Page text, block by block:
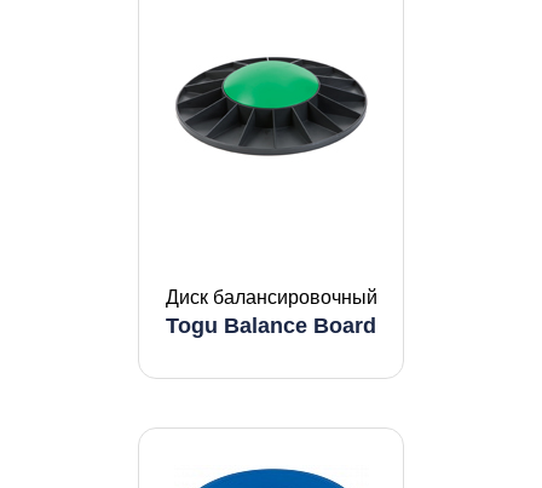
Диск балансировочный
Togu Balance Board